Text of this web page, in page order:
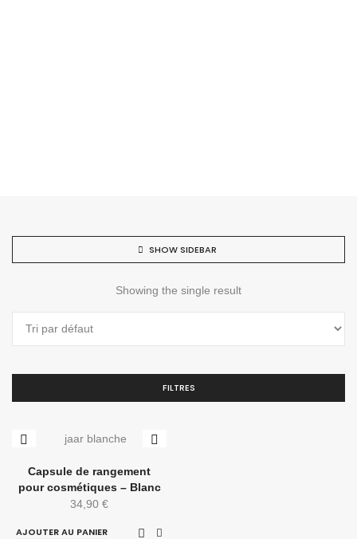
SHOW SIDEBAR
Showing the single result
FILTRES
Capsule de rangement
pour cosmétiques – Blanc
34,90 €
AJOUTER AU PANIER